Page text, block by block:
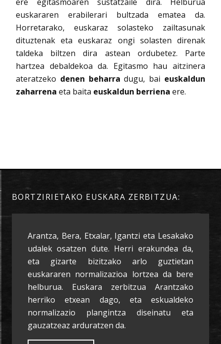
euskararen erabilerari bultzada ematea da.
Horretarako, euskaraz solasteko zailtasunak
dituztenak eta euskaraz ongi solasten direnak
taldeka biltzen dira astean ordubetez. Parte
hartzea debaldekoa da. Egitasmo hau aitzinera
ateratzeko denen beharra dugu, bai euskaldun
zaharrena eta baita euskaldun berriena ere.
BORTZIRIETAKO EUSKARA ZERBITZUA:
Arantza, Bera, Etxalar, Igantzi eta Lesakako
udalek osatzen dute. Herri erakundea da,
eta gizarte bizitzako arlo guztietan
euskararen normalizazioa lortzea da bere
helburua. Euskara zerbitzua Arantzako
herriko etxean dago, eta eskualdeko
normalizazio plangintza diseinatu eta
gauzatzeaz arduratzen da.